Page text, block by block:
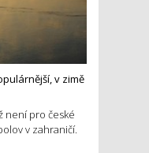
v zimě
není pro české
v zahraničí.